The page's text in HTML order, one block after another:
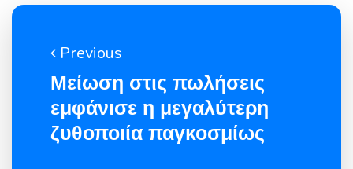
Previous
Μείωση στις πωλήσεις
εμφάνισε η μεγαλύτερη
ζυθοποιία παγκοσμίως